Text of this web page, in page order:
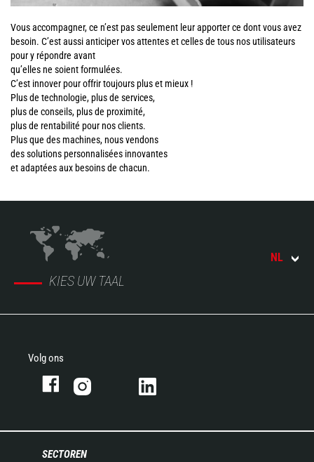
Vous accompagner, ce n’est pas seulement leur apporter ce dont vous avez
besoin. C’est aussi anticiper vos attentes et celles de tous nos utilisateurs
pour y répondre avant
qu’elles ne soient formulées.
C’est innover pour offrir toujours plus et mieux !
Plus de technologie, plus de services,
plus de conseils, plus de proximité,
plus de rentabilité pour nos clients.
Plus que des machines, nous vendons
des solutions personnalisées innovantes
et adaptées aux besoins de chacun.
KIES UW TAAL
NL
Volg ons
SECTOREN